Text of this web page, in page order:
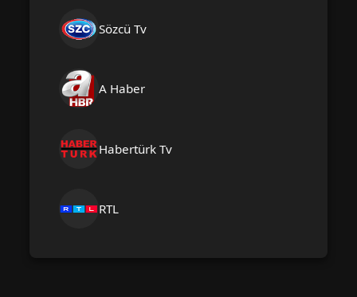
Sözcü Tv
A Haber
Habertürk Tv
RTL